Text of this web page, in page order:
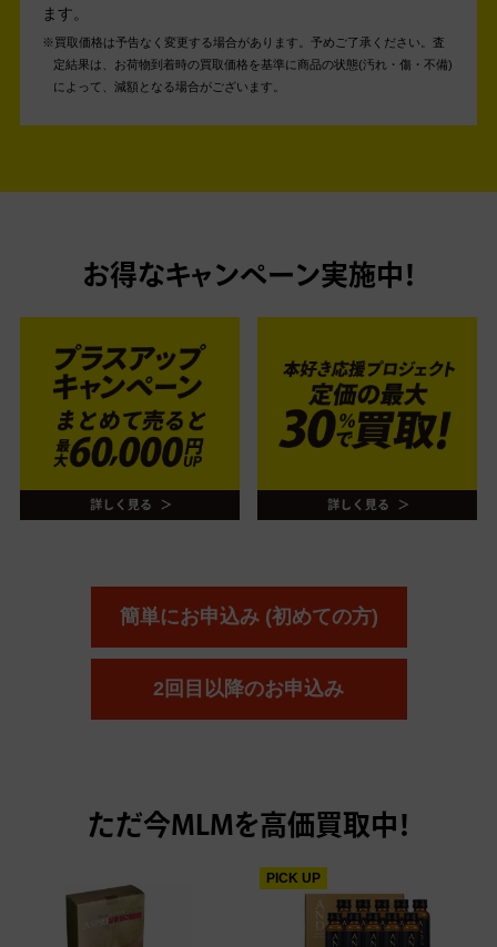
ます。
買取価格は予告なく変更する場合があります。予めご了承ください。 査
定結果は、お荷物到着時の買取価格を基準に商品の状態(汚れ・傷・不備)
によって、減額となる場合がございます。
お得なキャンペーン実施中！
簡単にお申込み (初めての方)
2回目以降のお申込み
ただ今MLMを高価買取中！
PICK UP